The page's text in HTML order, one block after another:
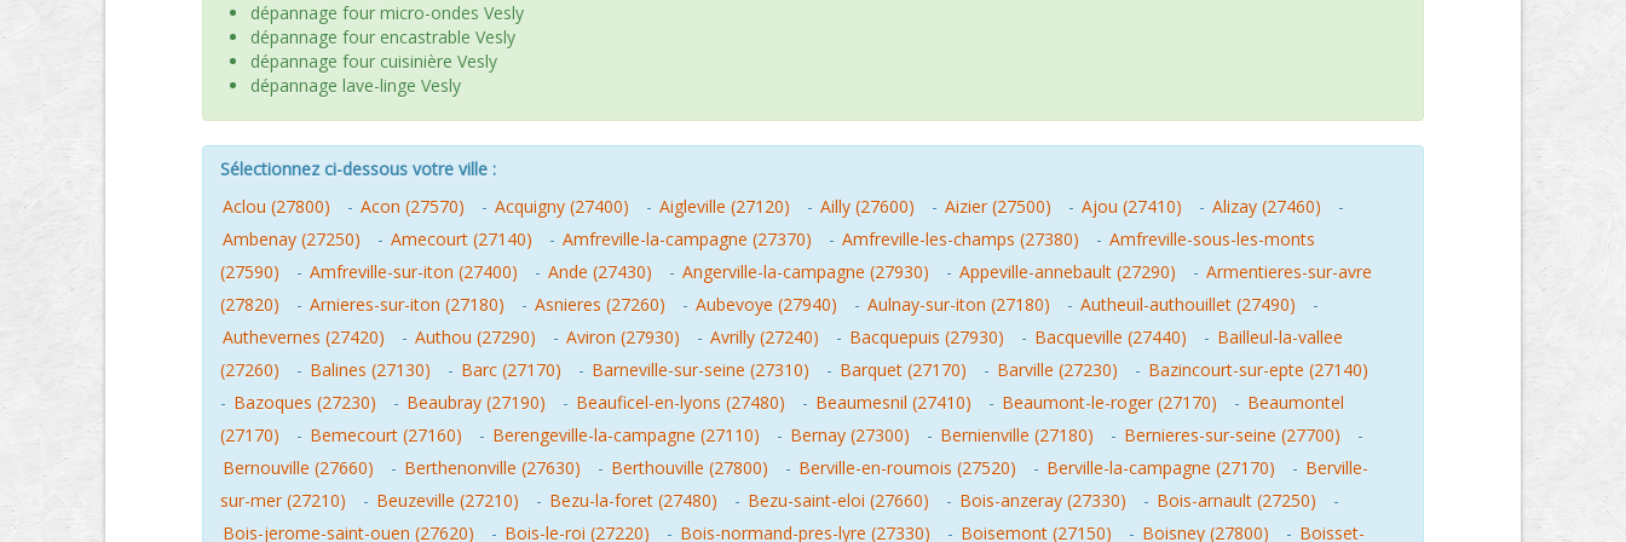
dépannage four micro-ondes Vesly
dépannage four encastrable Vesly
dépannage four cuisinière Vesly
dépannage lave-linge Vesly
Sélectionnez ci-dessous votre ville :
Aclou (27800)
- Acon (27570) - Acquigny (27400) - Aigleville (27120) - Ailly (27600) - Aizier (27500) - Ajou (27410) - Alizay (27460)
-
Ambenay (27250)
- Amecourt (27140) - Amfreville-la-campagne (27370) - Amfreville-les-champs (27380) - Amfreville-sous-les-monts
(27590)
- Amfreville-sur-iton (27400) - Ande (27430) - Angerville-la-campagne (27930) - Appeville-annebault (27290) - Armentieres-sur-avre
(27820)
- Arnieres-sur-iton (27180) - Asnieres (27260) - Aubevoye (27940) - Aulnay-sur-iton (27180) - Autheuil-authouillet (27490)
-
Authevernes (27420)
- Authou (27290) - Aviron (27930) - Avrilly (27240) - Bacquepuis (27930) - Bacqueville (27440) - Bailleul-la-vallee
(27260)
- Balines (27130) - Barc (27170) - Barneville-sur-seine (27310) - Barquet (27170) - Barville (27230) - Bazincourt-sur-epte (27140)
- Bazoques (27230) - Beaubray (27190) - Beauficel-en-lyons (27480) - Beaumesnil (27410) - Beaumont-le-roger (27170) - Beaumontel
(27170)
- Bemecourt (27160) - Berengeville-la-campagne (27110) - Bernay (27300) - Bernienville (27180) - Bernieres-sur-seine (27700)
-
Bernouville (27660)
- Berthenonville (27630) - Berthouville (27800) - Berville-en-roumois (27520) - Berville-la-campagne (27170) - Berville-
sur-mer (27210)
- Beuzeville (27210) - Bezu-la-foret (27480) - Bezu-saint-eloi (27660) - Bois-anzeray (27330) - Bois-arnault (27250)
-
Bois-jerome-saint-ouen (27620)
- Bois-le-roi (27220) - Bois-normand-pres-lyre (27330) - Boisemont (27150) - Boisney (27800) - Boisset-